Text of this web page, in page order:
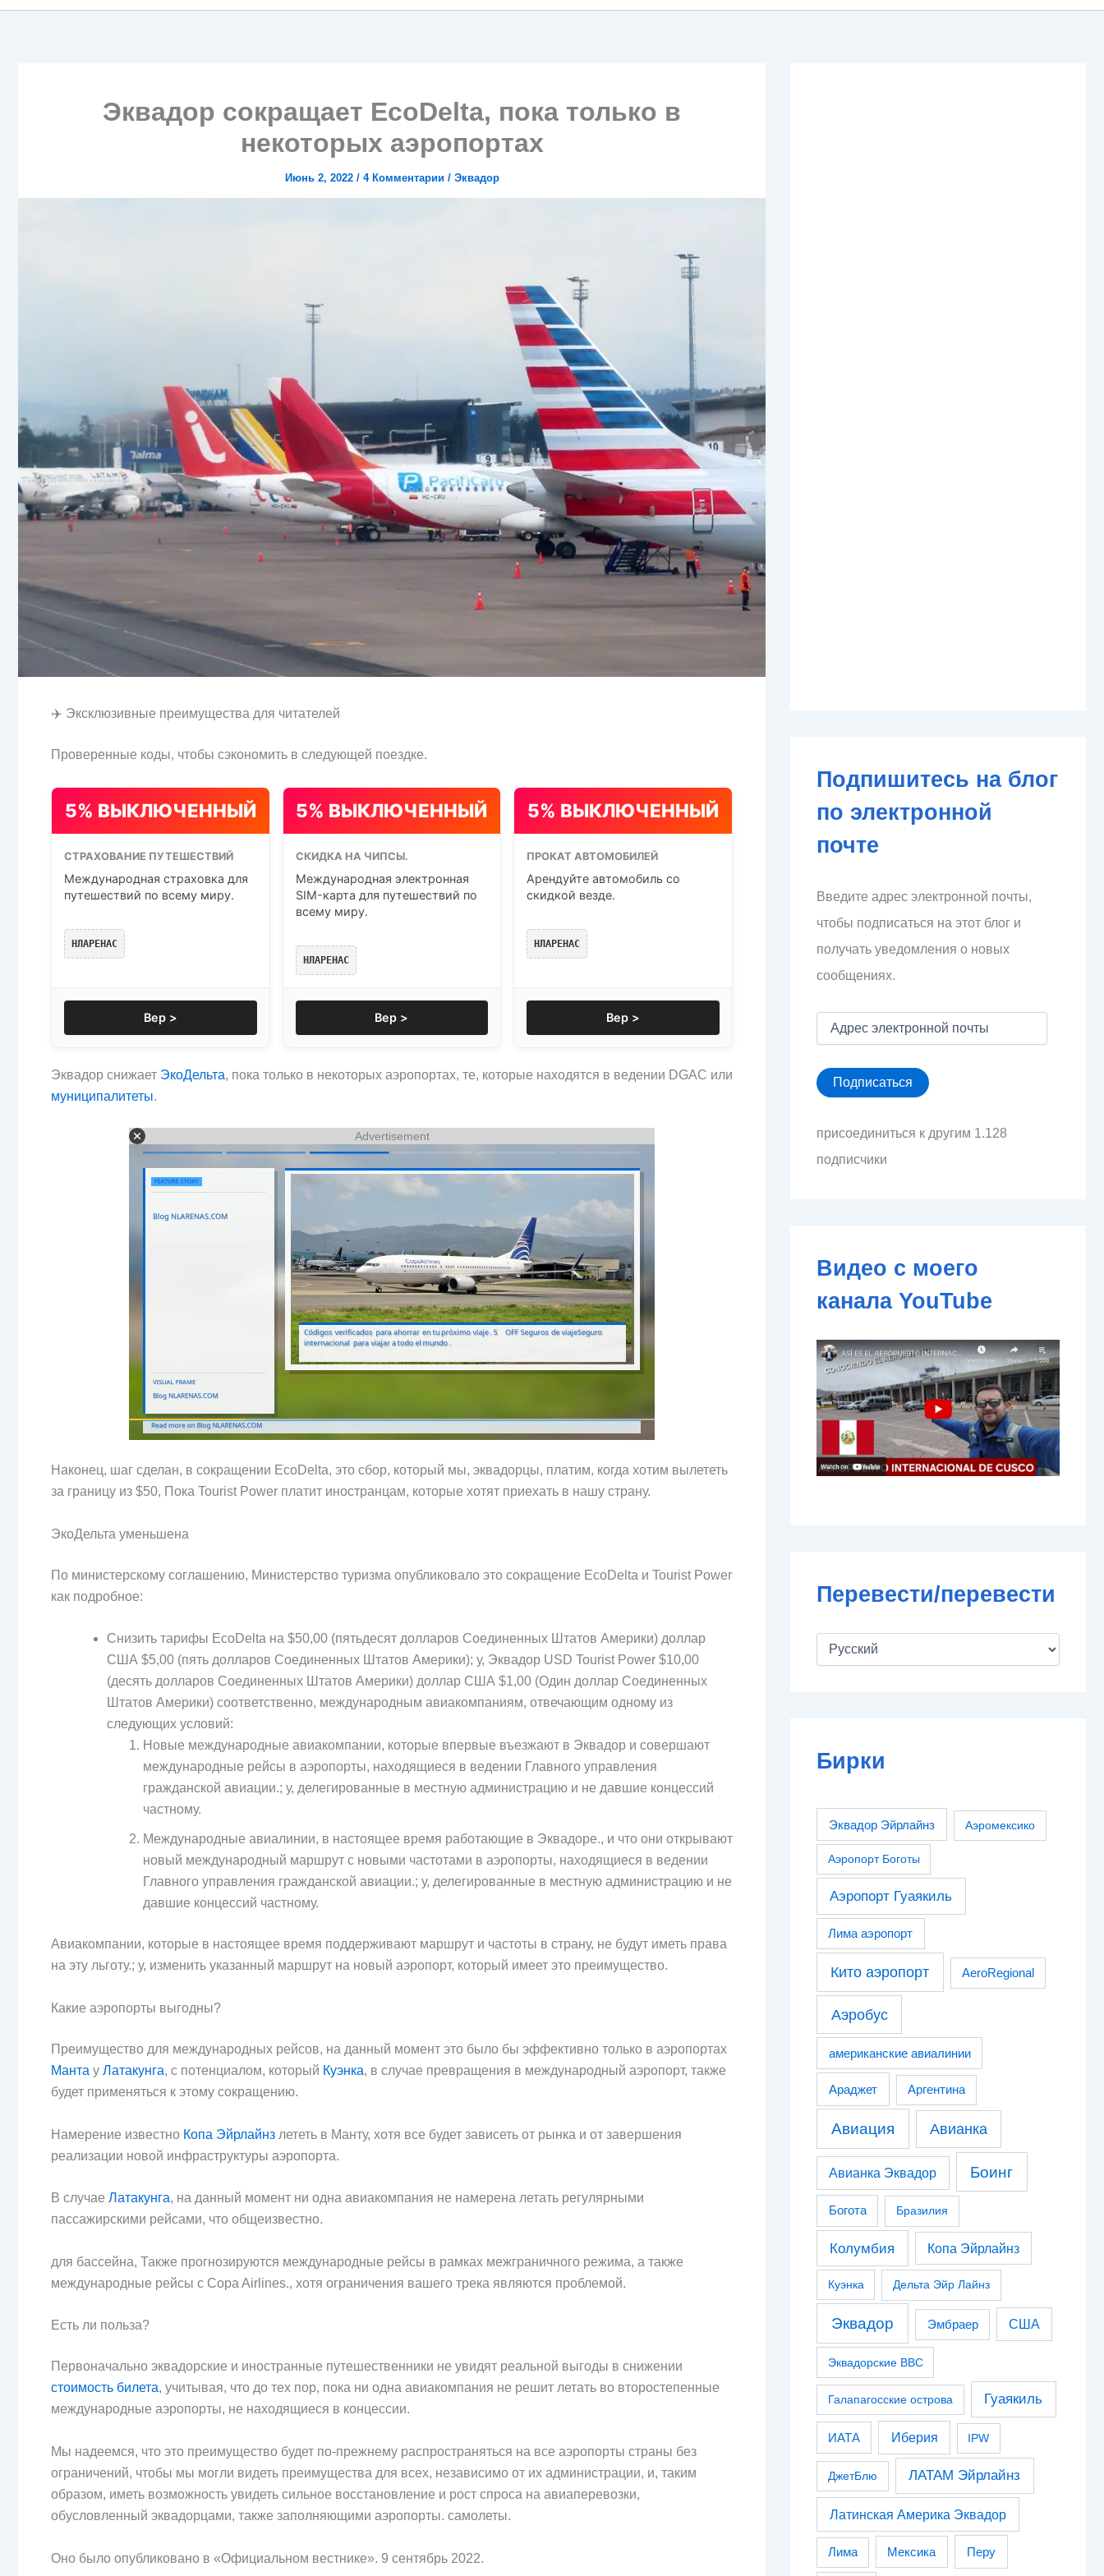
Эквадор сокращает EcoDelta, пока только в
некоторых аэропортах
Июнь 2, 2022 / 4 Комментарии / Эквадор
✈️ Эксклюзивные преимущества для читателей
Проверенные коды, чтобы сэкономить в следующей поездке.
5% ВЫКЛЮЧЕННЫЙ
СТРАХОВАНИЕ ПУТЕШЕСТВИЙ
Международная страховка для
путешествий по всему миру.
НЛАРЕНАС
Вер >
5% ВЫКЛЮЧЕННЫЙ
СКИДКА НА ЧИПСЫ.
Международная электронная
SIM-карта для путешествий по
всему миру.
НЛАРЕНАС
Вер >
5% ВЫКЛЮЧЕННЫЙ
ПРОКАТ АВТОМОБИЛЕЙ
Арендуйте автомобиль со
скидкой везде.
НЛАРЕНАС
Вер >
Эквадор снижает ЭкоДельта, пока только в некоторых аэропортах, те, которые находятся в ведении DGAC или
муниципалитеты.
Advertisement
Наконец, шаг сделан, в сокращении EcoDelta, это сбор, который мы, эквадорцы, платим, когда хотим вылететь
за границу из $50, Пока Tourist Power платит иностранцам, которые хотят приехать в нашу страну.
ЭкоДельта уменьшена
По министерскому соглашению, Министерство туризма опубликовало это сокращение EcoDelta и Tourist Power
как подробное:
Снизить тарифы EcoDelta на $50,00 (пятьдесят долларов Соединенных Штатов Америки) доллар
США $5,00 (пять долларов Соединенных Штатов Америки); у, Эквадор USD Tourist Power $10,00
(десять долларов Соединенных Штатов Америки) доллар США $1,00 (Один доллар Соединенных
Штатов Америки) соответственно, международным авиакомпаниям, отвечающим одному из
следующих условий:
Новые международные авиакомпании, которые впервые въезжают в Эквадор и совершают
международные рейсы в аэропорты, находящиеся в ведении Главного управления
гражданской авиации.; у, делегированные в местную администрацию и не давшие концессий
частному.
Международные авиалинии, в настоящее время работающие в Эквадоре., и что они открывают
новый международный маршрут с новыми частотами в аэропорты, находящиеся в ведении
Главного управления гражданской авиации.; у, делегированные в местную администрацию и не
давшие концессий частному.
Авиакомпании, которые в настоящее время поддерживают маршрут и частоты в страну, не будут иметь права
на эту льготу.; у, изменить указанный маршрут на новый аэропорт, который имеет это преимущество.
Какие аэропорты выгодны?
Преимущество для международных рейсов, на данный момент это было бы эффективно только в аэропортах
Манта у Латакунга, с потенциалом, который Куэнка, в случае превращения в международный аэропорт, также
будет применяться к этому сокращению.
Намерение известно Копа Эйрлайнз лететь в Манту, хотя все будет зависеть от рынка и от завершения
реализации новой инфраструктуры аэропорта.
В случае Латакунга, на данный момент ни одна авиакомпания не намерена летать регулярными
пассажирскими рейсами, что общеизвестно.
для бассейна, Также прогнозируются международные рейсы в рамках межграничного режима, а также
международные рейсы с Copa Airlines., хотя ограничения вашего трека являются проблемой.
Есть ли польза?
Первоначально эквадорские и иностранные путешественники не увидят реальной выгоды в снижении
стоимость билета, учитывая, что до тех пор, пока ни одна авиакомпания не решит летать во второстепенные
международные аэропорты, не находящиеся в концессии.
Мы надеемся, что это преимущество будет по-прежнему распространяться на все аэропорты страны без
ограничений, чтобы мы могли видеть преимущества для всех, независимо от их администрации, и, таким
образом, иметь возможность увидеть сильное восстановление и рост спроса на авиаперевозки,
обусловленный эквадорцами, также заполняющими аэропорты. самолеты.
Оно было опубликовано в «Официальном вестнике». 9 сентябрь 2022.
Подпишитесь на блог
по электронной
почте
Введите адрес электронной почты,
чтобы подписаться на этот блог и
получать уведомления о новых
сообщениях.
е
с
е
т
й
о
ы
Подписаться
присоединиться к другим 1.128
подписчики
Видео с моего
канала YouTube
Перевести/перевести
Бирки
Эквадор Эйрлайнз Аэромексико
Аэропорт Боготы
Аэропорт Гуаякиль
Лима аэропорт
Кито аэропорт AeroRegional
Аэробус
американские авиалинии
Араджет Аргентина
Авиация Авианка
Авианка Эквадор Боинг
Богота Бразилия
Колумбия Копа Эйрлайнз
Куэнка Дельта Эйр Лайнз
Эквадор Эмбраер США
Эквадорские ВВС
Галапагосские острова Гуаякиль
ИАТА Иберия IPW
ДжетБлю ЛАТАМ Эйрлайнз
Латинская Америка Эквадор
Лима Мексика Перу